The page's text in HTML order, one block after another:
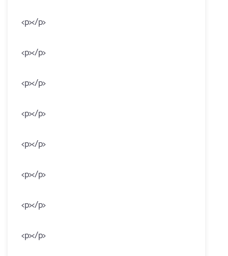
<p></p>
<p></p>
<p></p>
<p></p>
<p></p>
<p></p>
<p></p>
<p></p>